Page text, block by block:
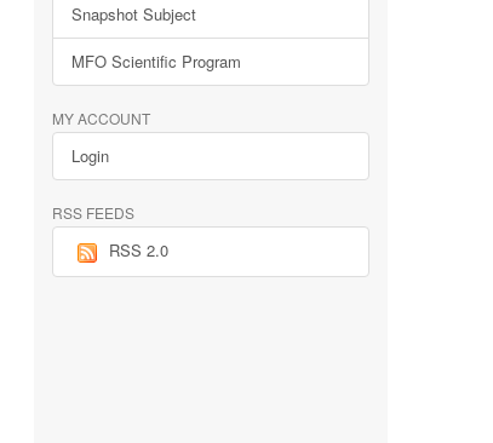
Snapshot Subject
MFO Scientific Program
MY ACCOUNT
Login
RSS FEEDS
RSS 2.0